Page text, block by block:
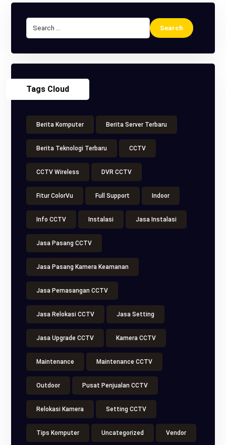
Tags Cloud
Berita Komputer Berita Server Terbaru
Berita Teknologi Terbaru CCTV
CCTV Wireless DVR CCTV
Fitur ColorVu Full Support Indoor
Info CCTV Instalasi Jasa Instalasi
Jasa Pasang CCTV
Jasa Pasang Kamera Keamanan
Jasa Pemasangan CCTV
Jasa Relokasi CCTV Jasa Setting
Jasa Upgrade CCTV Kamera CCTV
Maintenance Maintenance CCTV
Outdoor Pusat Penjualan CCTV
Relokasi Kamera Setting CCTV
Tips Komputer Uncategorized Vendor